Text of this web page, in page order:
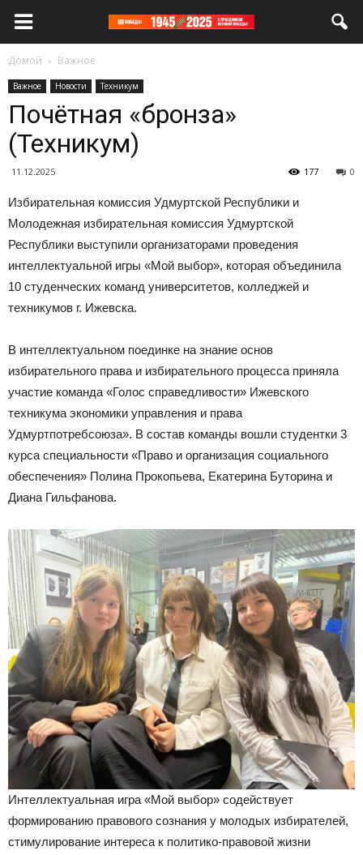
Домой Важное
Важное Новости Техникум
Почётная «бронза»
(Техникум)
11.12.2025 0
177
Избирательная комиссия Удмуртской Республики и
Молодежная избирательная комиссия Удмуртской
Республики выступили организаторами проведения
интеллектуальной игры «Мой выбор», которая объединила
10 студенческих команд университетов, колледжей и
техникумов г. Ижевска.
В интеллектуальном поединке на знание основ
избирательного права и избирательного процесса приняла
участие команда «Голос справедливости» Ижевского
техникума экономики управления и права
Удмуртпотребсоюза». В состав команды вошли студентки 3
курса специальности «Право и организация социального
обеспечения» Полина Прокопьева, Екатерина Буторина и
Диана Гильфанова.
Интеллектуальная игра «Мой выбор» содействует
формированию правового сознания у молодых избирателей,
стимулирование интереса к политико-правовой жизни